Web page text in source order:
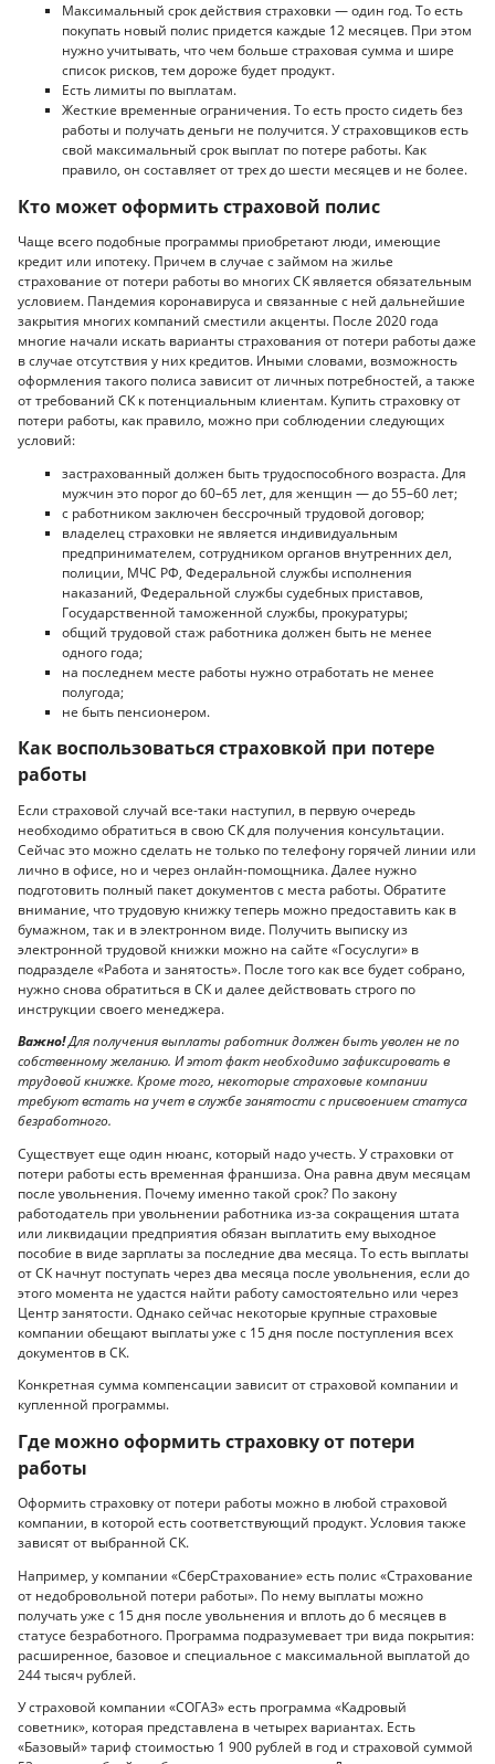
Максимальный срок действия страховки — один год. То есть
покупать новый полис придется каждые 12 месяцев. При этом
нужно учитывать, что чем больше страховая сумма и шире
список рисков, тем дороже будет продукт.
Есть лимиты по выплатам.
Жесткие временные ограничения. То есть просто сидеть без
работы и получать деньги не получится. У страховщиков есть
свой максимальный срок выплат по потере работы. Как
правило, он составляет от трех до шести месяцев и не более.
Кто может оформить страховой полис
Чаще всего подобные программы приобретают люди, имеющие
кредит или ипотеку. Причем в случае с займом на жилье
страхование от потери работы во многих СК является обязательным
условием. Пандемия коронавируса и связанные с ней дальнейшие
закрытия многих компаний сместили акценты. После 2020 года
многие начали искать варианты страхования от потери работы даже
в случае отсутствия у них кредитов. Иными словами, возможность
оформления такого полиса зависит от личных потребностей, а также
от требований СК к потенциальным клиентам. Купить страховку от
потери работы, как правило, можно при соблюдении следующих
условий:
застрахованный должен быть трудоспособного возраста. Для
мужчин это порог до 60–65 лет, для женщин — до 55–60 лет;
с работником заключен бессрочный трудовой договор;
владелец страховки не является индивидуальным
предпринимателем, сотрудником органов внутренних дел,
полиции, МЧС РФ, Федеральной службы исполнения
наказаний, Федеральной службы судебных приставов,
Государственной таможенной службы, прокуратуры;
общий трудовой стаж работника должен быть не менее
одного года;
на последнем месте работы нужно отработать не менее
полугода;
не быть пенсионером.
Как воспользоваться страховкой при потере
работы
Если страховой случай все-таки наступил, в первую очередь
необходимо обратиться в свою СК для получения консультации.
Сейчас это можно сделать не только по телефону горячей линии или
лично в офисе, но и через онлайн-помощника. Далее нужно
подготовить полный пакет документов с места работы. Обратите
внимание, что трудовую книжку теперь можно предоставить как в
бумажном, так и в электронном виде. Получить выписку из
электронной трудовой книжки можно на сайте «Госуслуги» в
подразделе «Работа и занятость». После того как все будет собрано,
нужно снова обратиться в СК и далее действовать строго по
инструкции своего менеджера.
Важно!Для получения выплаты работник должен быть уволен не по
собственному желанию. И этот факт необходимо зафиксировать в
трудовой книжке. Кроме того, некоторые страховые компании
требуют встать на учет в службе занятости с присвоением статуса
безработного.
Существует еще один нюанс, который надо учесть. У страховки от
потери работы есть временная франшиза. Она равна двум месяцам
после увольнения. Почему именно такой срок? По закону
работодатель при увольнении работника из-за сокращения штата
или ликвидации предприятия обязан выплатить ему выходное
пособие в виде зарплаты за последние два месяца. То есть выплаты
от СК начнут поступать через два месяца после увольнения, если до
этого момента не удастся найти работу самостоятельно или через
Центр занятости. Однако сейчас некоторые крупные страховые
компании обещают выплаты уже с 15 дня после поступления всех
документов в СК.
Конкретная сумма компенсации зависит от страховой компании и
купленной программы.
Где можно оформить страховку от потери
работы
Оформить страховку от потери работы можно в любой страховой
компании, в которой есть соответствующий продукт. Условия также
зависят от выбранной СК.
Например, у компании «СберСтрахование» есть полис «Страхование
от недобровольной потери работы». По нему выплаты можно
получать уже с 15 дня после увольнения и вплоть до 6 месяцев в
статусе безработного. Программа подразумевает три вида покрытия:
расширенное, базовое и специальное с максимальной выплатой до
244 тысяч рублей.
У страховой компании «СОГАЗ» есть программа «Кадровый
советник», которая представлена в четырех вариантах. Есть
«Базовый» тариф стоимостью 1 900 рублей в год и страховой суммой